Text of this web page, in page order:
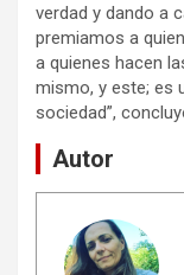
verdad y dando a
premiamos a
a quienes hacen
mismo, y este; es
sociedad”,
Autor